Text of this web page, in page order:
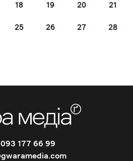
18 19 20 21
25 26 27 28
177 66 99